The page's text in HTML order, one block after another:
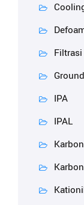
Filtrasi
IPA
IPAL